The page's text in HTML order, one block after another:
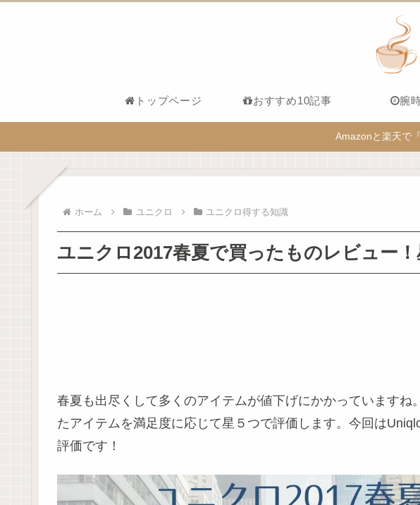
トップページ おすすめ10記事 腕
Amazonと楽天で
ホーム ユニクロ ユニクロ得する知識
ユニクロ2017春夏で買ったものレビュー
春夏も出尽くして多くのアイテムが値下げにかかっていますね
たアイテムを満足度に応じて星５つで評価します。今回は
評価です！